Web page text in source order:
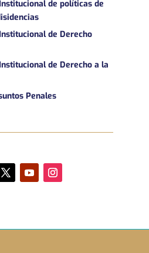
de políticas de
de Derecho
de Derecho a la
Penales